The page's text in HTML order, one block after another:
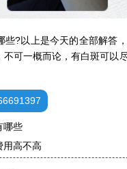
?以上是今天的全部解答
可一概而论，有白斑可以
哪些
用高不高
块怎么治
扩散期
事
规医院
医院怎么样